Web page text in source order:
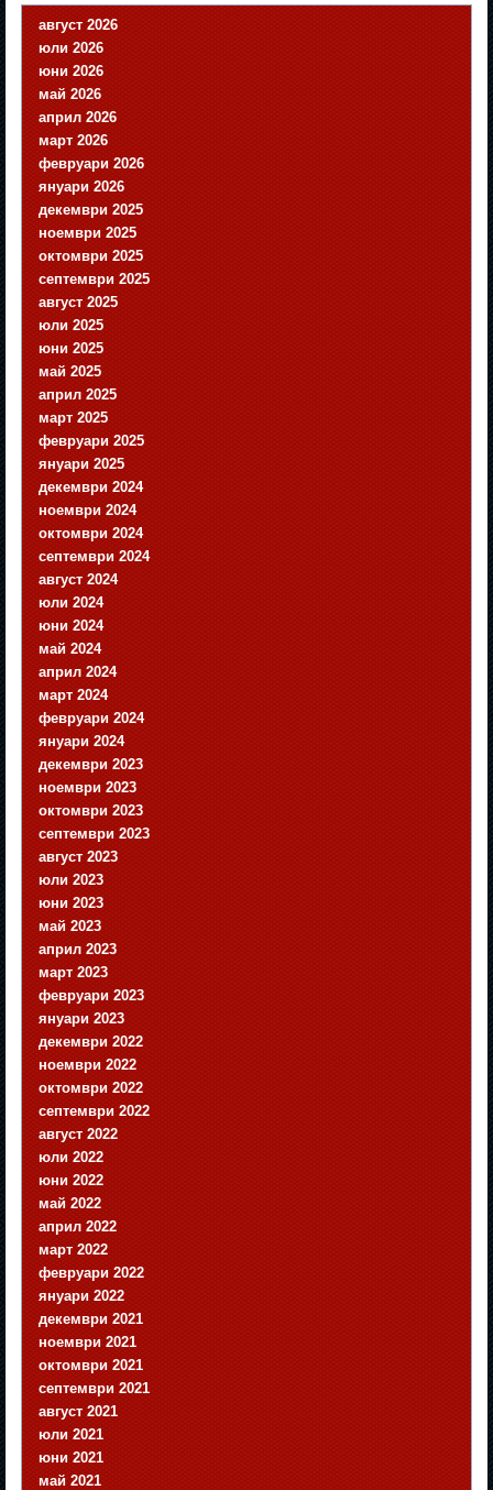
август 2026
юли 2026
юни 2026
май 2026
април 2026
март 2026
февруари 2026
януари 2026
декември 2025
ноември 2025
октомври 2025
септември 2025
август 2025
юли 2025
юни 2025
май 2025
април 2025
март 2025
февруари 2025
януари 2025
декември 2024
ноември 2024
октомври 2024
септември 2024
август 2024
юли 2024
юни 2024
май 2024
април 2024
март 2024
февруари 2024
януари 2024
декември 2023
ноември 2023
октомври 2023
септември 2023
август 2023
юли 2023
юни 2023
май 2023
април 2023
март 2023
февруари 2023
януари 2023
декември 2022
ноември 2022
октомври 2022
септември 2022
август 2022
юли 2022
юни 2022
май 2022
април 2022
март 2022
февруари 2022
януари 2022
декември 2021
ноември 2021
октомври 2021
септември 2021
август 2021
юли 2021
юни 2021
май 2021